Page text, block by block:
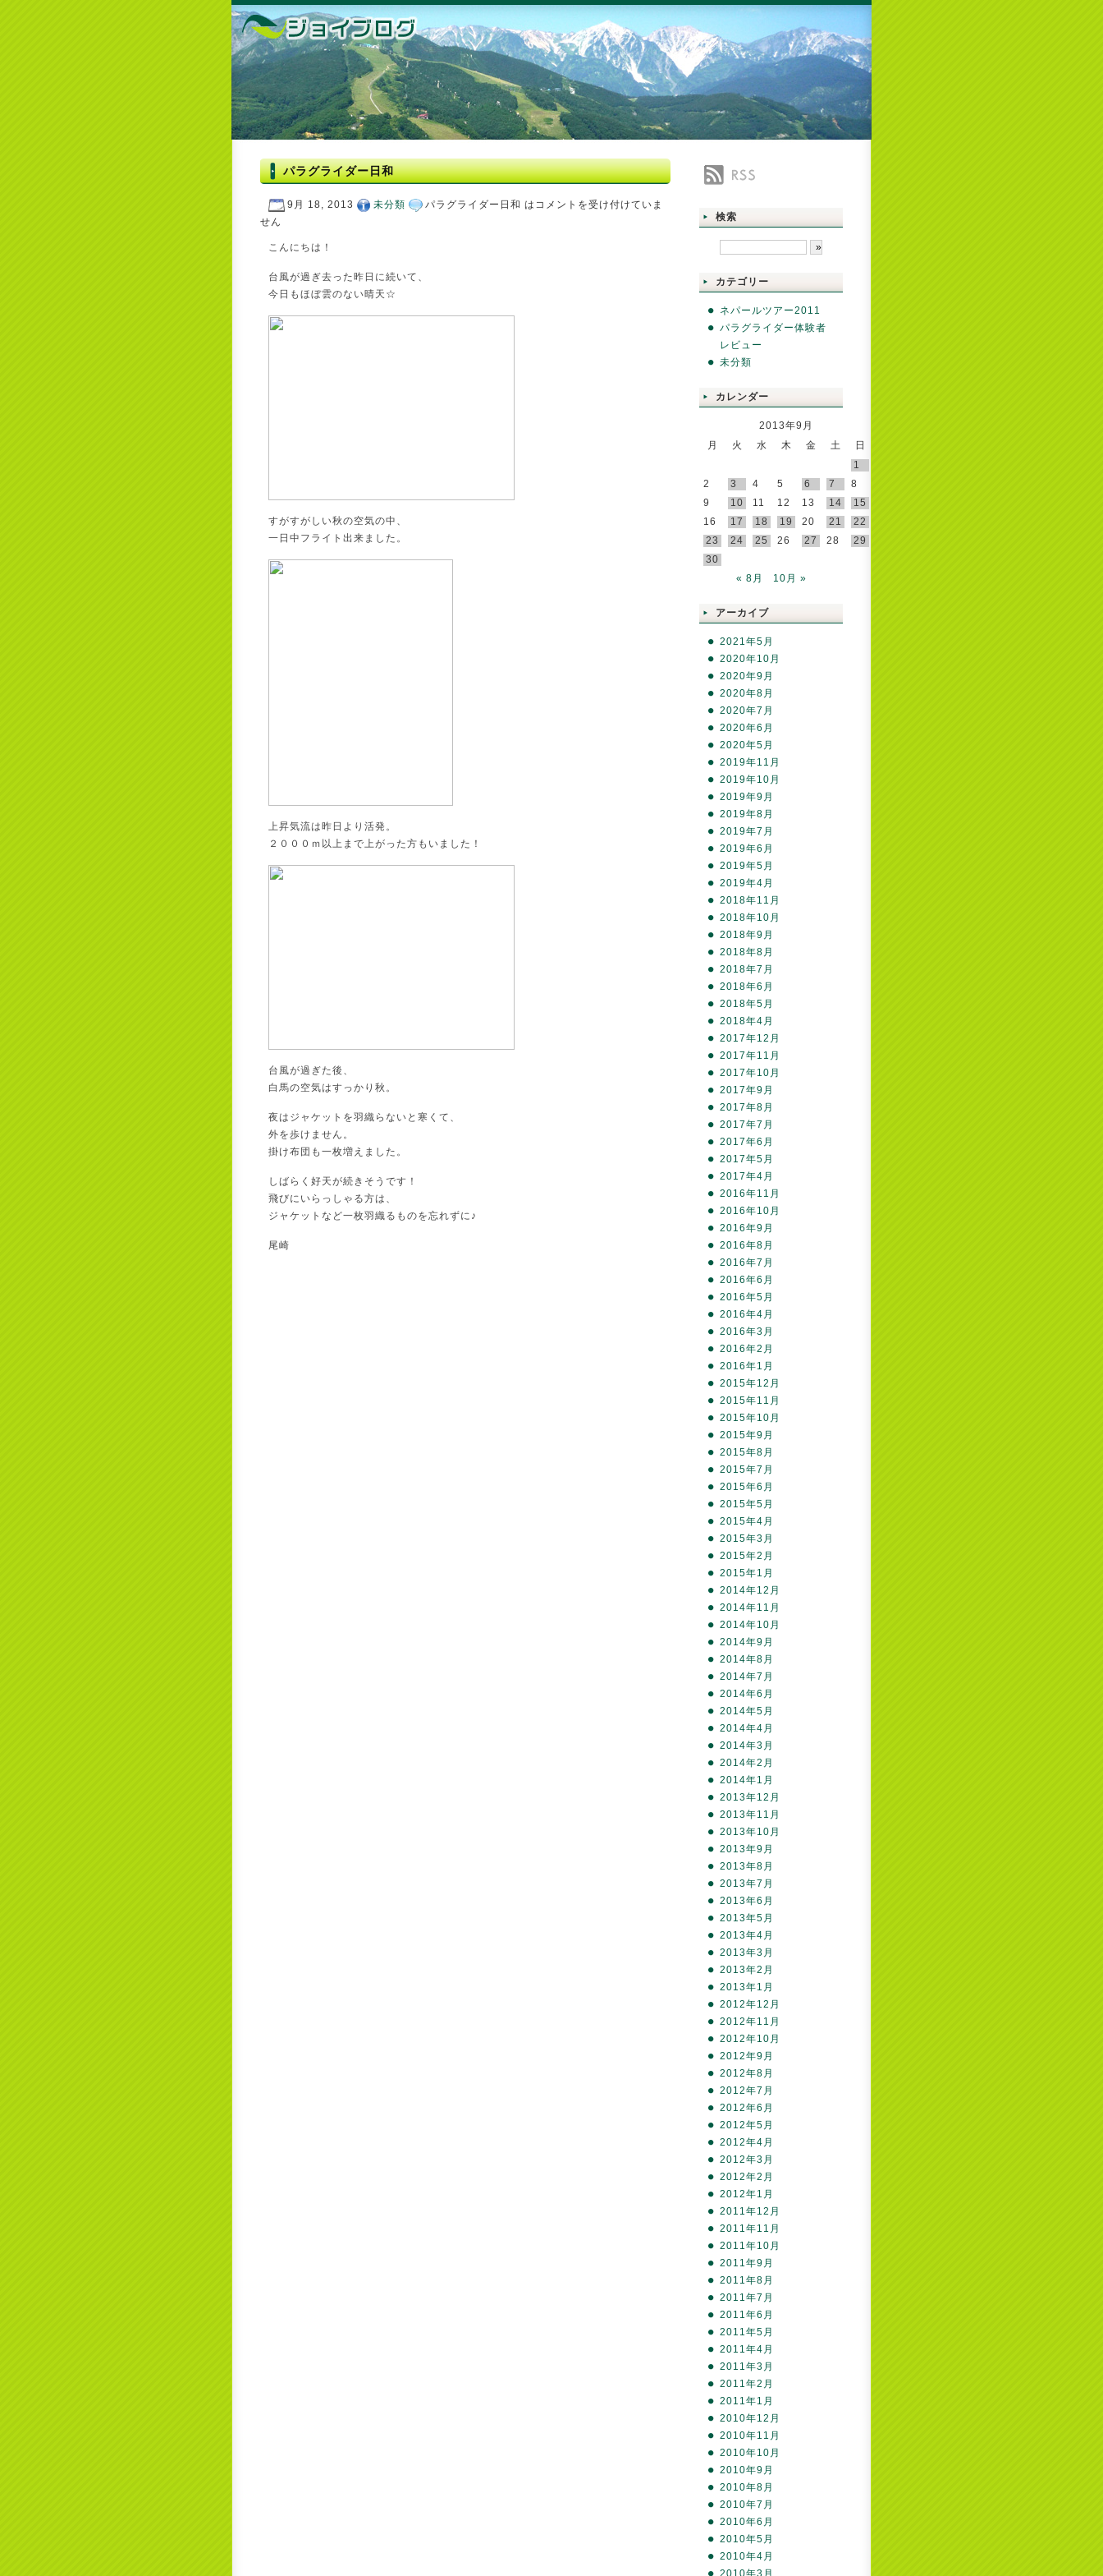
パラグライダー日和
9月 18, 2013 未分類 パラグライダー日和 は コメントを受け付けていま
せん
こんにちは！
台風が過ぎ去った昨日に続いて、
今日もほぼ雲のない晴天☆
すがすがしい秋の空気の中、
一日中フライト出来ました。
上昇気流は昨日より活発。
２０００ｍ以上まで上がった方もいました！
台風が過ぎた後、
白馬の空気はすっかり秋。
夜はジャケットを羽織らないと寒くて、
外を歩けません。
掛け布団も一枚増えました。
しばらく好天が続きそうです！
飛びにいらっしゃる方は、
ジャケットなど一枚羽織るものを忘れずに♪
尾崎
RSS
検索
カテゴリー
ネパールツアー2011
パラグライダー体験者
レビュー
未分類
カレンダー
2013年9月
月
火 水 木 金 土
日
1
2
3 4 5 6 7
8
9
10 11 12 13 14
15
16
17 18 19 20 21
22
23
24 25 26 27 28
29
30
« 8月
10月 »
アーカイブ
2021年5月
2020年10月
2020年9月
2020年8月
2020年7月
2020年6月
2020年5月
2019年11月
2019年10月
2019年9月
2019年8月
2019年7月
2019年6月
2019年5月
2019年4月
2018年11月
2018年10月
2018年9月
2018年8月
2018年7月
2018年6月
2018年5月
2018年4月
2017年12月
2017年11月
2017年10月
2017年9月
2017年8月
2017年7月
2017年6月
2017年5月
2017年4月
2016年11月
2016年10月
2016年9月
2016年8月
2016年7月
2016年6月
2016年5月
2016年4月
2016年3月
2016年2月
2016年1月
2015年12月
2015年11月
2015年10月
2015年9月
2015年8月
2015年7月
2015年6月
2015年5月
2015年4月
2015年3月
2015年2月
2015年1月
2014年12月
2014年11月
2014年10月
2014年9月
2014年8月
2014年7月
2014年6月
2014年5月
2014年4月
2014年3月
2014年2月
2014年1月
2013年12月
2013年11月
2013年10月
2013年9月
2013年8月
2013年7月
2013年6月
2013年5月
2013年4月
2013年3月
2013年2月
2013年1月
2012年12月
2012年11月
2012年10月
2012年9月
2012年8月
2012年7月
2012年6月
2012年5月
2012年4月
2012年3月
2012年2月
2012年1月
2011年12月
2011年11月
2011年10月
2011年9月
2011年8月
2011年7月
2011年6月
2011年5月
2011年4月
2011年3月
2011年2月
2011年1月
2010年12月
2010年11月
2010年10月
2010年9月
2010年8月
2010年7月
2010年6月
2010年5月
2010年4月
2010年3月